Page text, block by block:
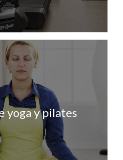
yoga y pilates